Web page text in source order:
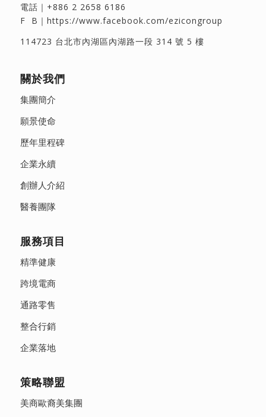
電話｜ +886 2 2658 6186
F B｜ https://www.facebook.com/ezicongroup
114723 台北市內湖區內湖路一段 314 號 5 樓
關於我們
集團簡介
願景使命
歷年里程碑
企業永續
創辦人介紹
醫養團隊
服務項目
精準健康
跨境電商
通路零售
整合行銷
企業落地
策略聯盟
美商歐裔美集團